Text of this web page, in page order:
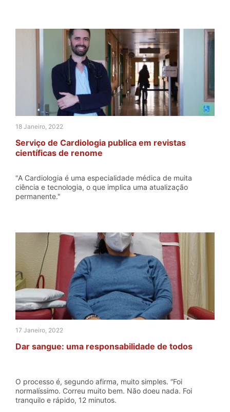
18 Janeiro, 2022
Serviço de Cardiologia publica em revistas
científicas de renome
"A Cardiologia é uma especialidade médica de muita
ciência e tecnologia, o que implica uma atualização
permanente."
17 Janeiro, 2022
Dar sangue: uma responsabilidade de todos
O processo é, segundo afirma, muito simples. “Foi
normalíssimo. Correu muito bem. Não doeu nada. Foi
tranquilo e rápido, 12 minutos.